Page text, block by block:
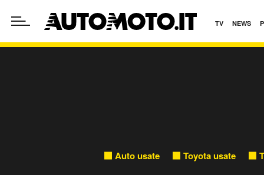
TV NEWS
Auto usate Toyota usate